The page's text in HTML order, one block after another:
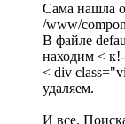
Сама нашла
/www/
В файле
находим <
< div
удаляем.
И все.